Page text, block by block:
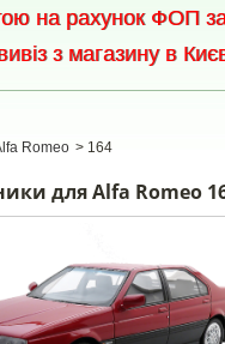
на рахунок ФОП
з магазину в
Romeo > 164
для Alfa Romeo